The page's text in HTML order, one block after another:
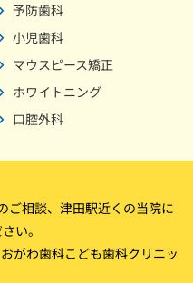
予防歯科
小児歯科
マウスピース矯正
ホワイトニング
口腔外科
ご相談、津田駅近くの当院に
い。
がわ歯科こども歯科クリニッ